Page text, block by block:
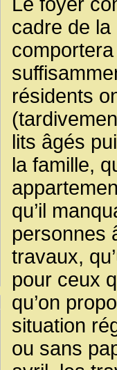
cadre de
résidents
lits âgés
la famille,
qu’il
personnes
travaux,
pour ceux
qu’on
situation
ou sans